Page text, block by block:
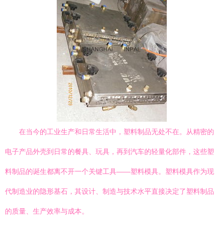
在当今的工业生产和日常生活中，塑料制品无处不在。从精密的
电子产品外壳到日常的餐具、玩具，再到汽车的轻量化部件，这些塑
料制品的诞生都离不开一个关键工具——塑料模具。塑料模具作为现
代制造业的隐形基石，其设计、制造与技术水平直接决定了塑料制品
的质量、生产效率与成本。